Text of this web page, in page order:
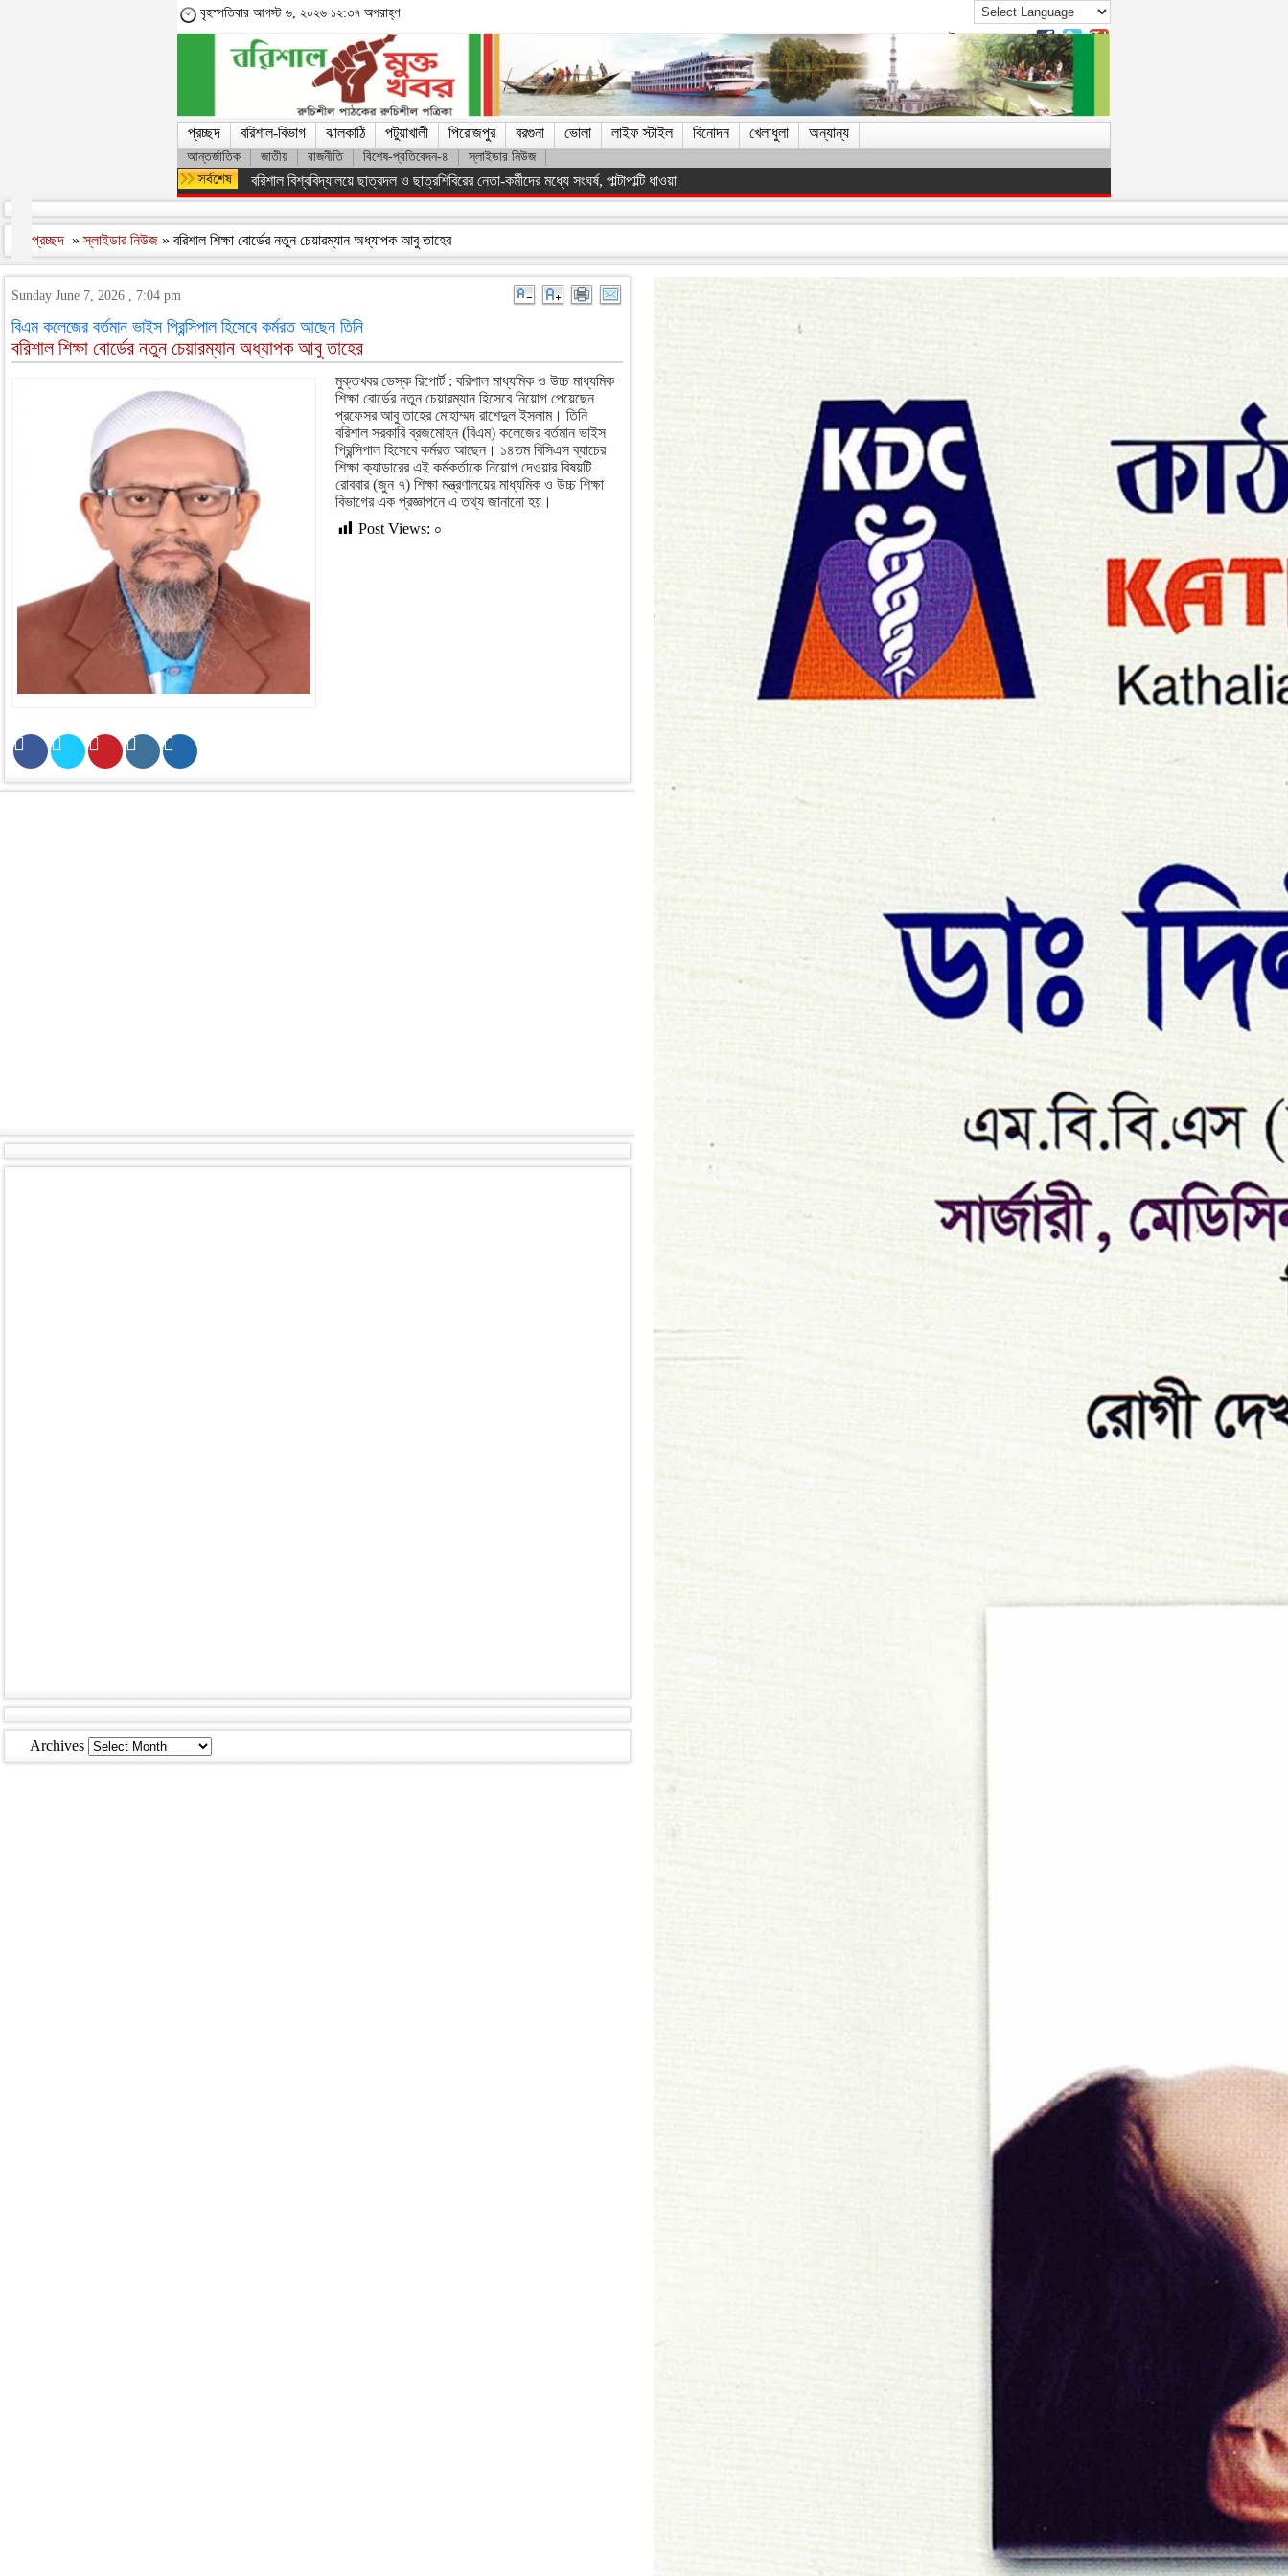
বৃহস্পতিবার আগস্ট ৬, ২০২৬ ১২:৩৭ অপরাহ্ণ
প্রচ্ছদ বরিশাল-বিভাগ ঝালকাঠি পটুয়াখালী পিরোজপুর বরগুনা ভোলা লাইফ স্টাইল বিনোদন খেলাধুলা অন্যান্য
আন্তর্জাতিক জাতীয় রাজনীতি বিশেষ-প্রতিবেদন-৪ স্লাইডার নিউজ
অসংখ্য শহিদের রক্তের বিনিময়ে ফ্যাসিস্ট সরকারকে হটানো সম্ভব হয়েছে : তথ্যমন্ত্রী
প্রচ্ছদ »স্লাইডার নিউজ » বরিশাল শিক্ষা বোর্ডের নতুন চেয়ারম্যান অধ্যাপক আবু তাহের
Sunday June 7, 2026 , 7:04 pm
বিএম কলেজের বর্তমান ভাইস প্রিন্সিপাল হিসেবে কর্মরত আছেন তিনি
বরিশাল শিক্ষা বোর্ডের নতুন চেয়ারম্যান অধ্যাপক আবু তাহের
মুক্তখবর ডেস্ক রিপোর্ট : বরিশাল মাধ্যমিক ও উচ্চ মাধ্যমিক
শিক্ষা বোর্ডের নতুন চেয়ারম্যান হিসেবে নিয়োগ পেয়েছেন
প্রফেসর আবু তাহের মোহাম্মদ রাশেদুল ইসলাম। তিনি
বরিশাল সরকারি ব্রজমোহন (বিএম) কলেজের বর্তমান ভাইস
প্রিন্সিপাল হিসেবে কর্মরত আছেন। ১৪তম বিসিএস ব্যাচের
শিক্ষা ক্যাডারের এই কর্মকর্তাকে নিয়োগ দেওয়ার বিষয়টি
রোববার (জুন ৭) শিক্ষা মন্ত্রণালয়ের মাধ্যমিক ও উচ্চ শিক্ষা
বিভাগের এক প্রজ্ঞাপনে এ তথ্য জানানো হয়।
Post Views: ০
Archives Archives